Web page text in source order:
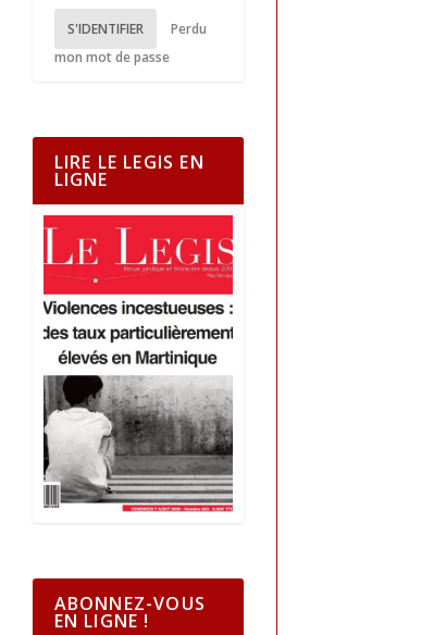
S'IDENTIFIER
Perdu
mon mot de passe
LIRE LE LEGIS EN
LIGNE
ABONNEZ-VOUS
EN LIGNE !